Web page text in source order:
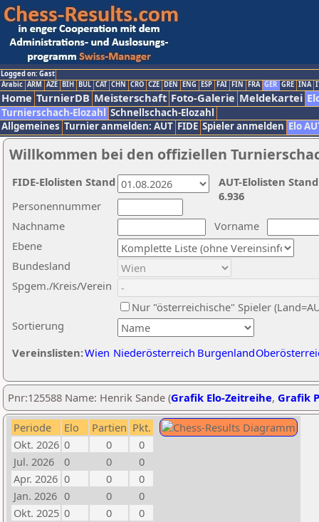
Logged on: Gast
Arabic ARM AZE BIH BUL CAT CHN CRO CZE DEN ENG ESP FAI FIN FRA GER GRE INA
Home TurnierDB Meisterschaft Foto-Galerie Meldekartei
Turnierschach-Elozahl Schnellschach-Elozahl
Allgemeines Turnier anmelden: AUT FIDE Spieler anmelden Elo
Willkommen bei den offiziellen
Nachname
Vorname
Ebene
Sortierung
Personennummer
Bundesland
Spgem./Kreis/Verein
Nur "österreichische" Spieler
Vereinslisten:Wien Niederösterreich Burgenland
AUT-Elolisten
6.936
FIDE-Elolisten Stand
Pnr:125588 Name: Henrik Sande (Grafik Elo-Zeitreihe, Grafik
Periode Elo Partien Pkt.
Okt. 2026 0 0
0
Jul. 2026
0 0
0
Apr. 2026 0 0
0
Jan. 2026 0 0
0
Okt. 2025 0 0
0